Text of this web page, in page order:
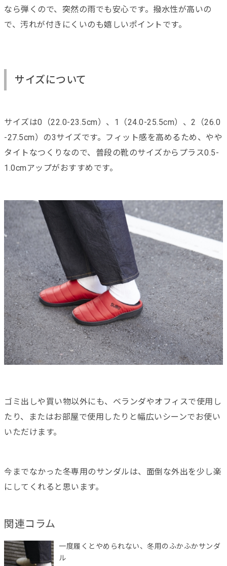
なら弾くので、突然の雨でも安心です。撥水性が高いの
で、汚れが付きにくいのも嬉しいポイントです。
サイズについて
サイズは0（22.0-23.5cm）、1（24.0-25.5cm）、2（26.0
-27.5cm）の3サイズです。フィット感を高めるため、やや
タイトなつくりなので、普段の靴のサイズからプラス0.5-
1.0cmアップがおすすめです。
ゴミ出しや買い物以外にも、ベランダやオフィスで使用し
たり、またはお部屋で使用したりと幅広いシーンでお使い
いただけます。
今までなかった冬専用のサンダルは、面倒な外出を少し楽
にしてくれると思います。
関連コラム
一度履くとやめられない、冬用のふかふかサンダ
ル